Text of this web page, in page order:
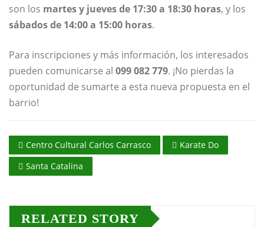
son los martes y jueves de 17:30 a 18:30 horas, y los
sábados de 14:00 a 15:00 horas.
Para inscripciones y más información, los interesados
pueden comunicarse al 099 082 779. ¡No pierdas la
oportunidad de sumarte a esta nueva propuesta en el
barrio!
Centro Cultural Carlos Carrasco
Karate Do
Santa Catalina
RELATED STORY